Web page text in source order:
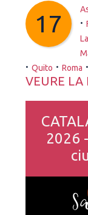
17 ·
· Quito · Roma ·
VEURE LA
2026